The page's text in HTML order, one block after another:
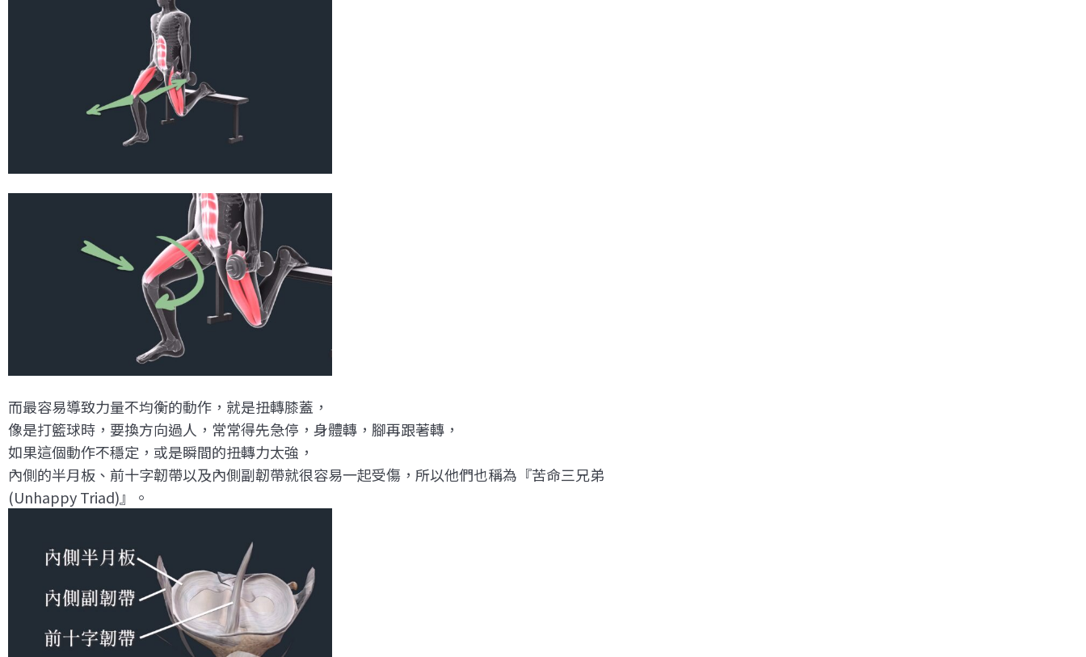
而最容易導致力量不均衡的動作，就是扭轉膝蓋，
像是打籃球時，要換方向過人，常常得先急停，身體轉，腳再跟著轉，
如果這個動作不穩定，或是瞬間的扭轉力太強，
內側的半月板、前十字韌帶以及內側副韌帶就很容易一起受傷，所以他們也稱為『苦命三兄弟
(Unhappy Triad)』。